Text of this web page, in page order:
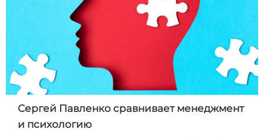
Сергей Павленко сравнивает менеджмент
и психологию